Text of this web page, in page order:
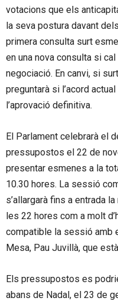
votacions que els
la seva postura davant
primera consulta surt
en una nova consulta si
negociació. En canvi, si
preguntarà si l’acord
l’aprovació definitiva.
El Parlament celebrarà el
pressupostos el 22 de
presentar esmenes a la
10.30 hores. La sessió
s’allargarà fins a entrada
les 22 hores com a molt
compatible la sessió amb
Mesa, Pau Juvillà, que
Els pressupostos es
abans de Nadal, el 23 de